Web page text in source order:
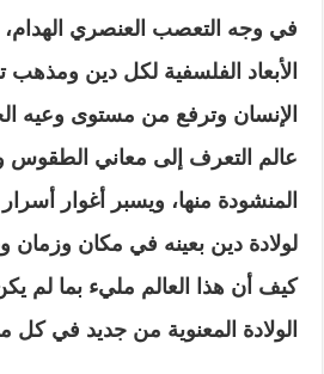
في وجه التعصب العنصري
الأبعاد الفلسفية لكل دين
الإنسان وترفع من مستوى وعيه
عالم التعرف إلى معاني الطقوس
المنشودة منها، ويسبر أغوار أسرار
لولادة دين بعينه في مكان وزمان
كيف أن هذا العالم مليء بما لم
الولادة المعنوية من جديد في كل